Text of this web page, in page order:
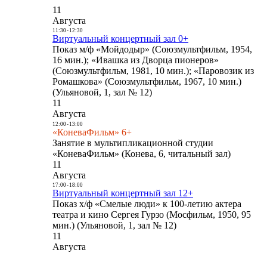
11
Августа
11:30- 12:30
Виртуальный концертный зал 0+
Показ м/ф «Мойдодыр» (Союзмультфильм, 1954,
16 мин.); «Ивашка из Дворца пионеров»
(Союзмультфильм, 1981, 10 мин.); «Паровозик из
Ромашкова» (Союзмультфильм, 1967, 10 мин.)
(Ульяновой, 1, зал № 12)
11
Августа
12:00- 13:00
«КоневаФильм» 6+
Занятие в мультипликационной студии
«КоневаФильм» (Конева, 6, читальный зал)
11
Августа
17:00- 18:00
Виртуальный концертный зал 12+
Показ х/ф «Смелые люди» к 100-летию актера
театра и кино Сергея Гурзо (Мосфильм, 1950, 95
мин.) (Ульяновой, 1, зал № 12)
11
Августа